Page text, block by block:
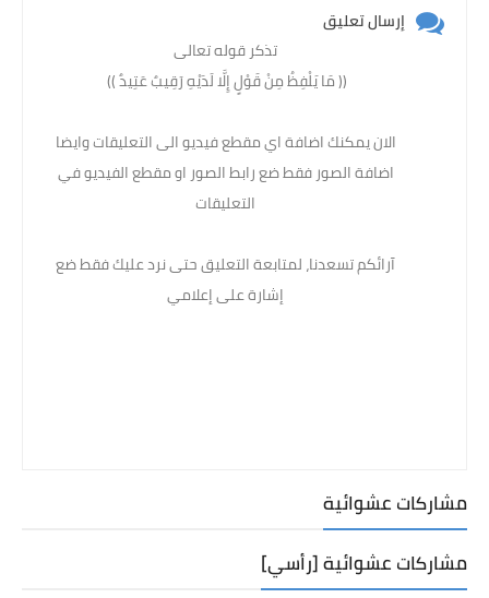
إرسال تعليق
تذكر قوله تعالى
(( مَا يَلْفِظُ مِنْ قَوْلٍ إِلَّا لَدَيْهِ رَقِيبٌ عَتِيدٌ )) ‏
الان يمكنك اضافة اي مقطع فيديو الى التعليقات وايضا
اضافة الصور فقط ضع رابط الصور او مقطع الفيديو في
التعليقات
آرائكم تسعدنا، لمتابعة التعليق حتى نرد عليك فقط ضع
إشارة على إعلامي
مشاركات عشوائية
مشاركات عشوائية [رأسي]